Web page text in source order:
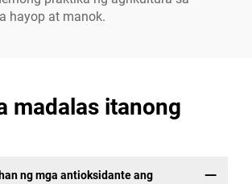
hayop at manok.
madalas itanong
ng mga antioksidante ang